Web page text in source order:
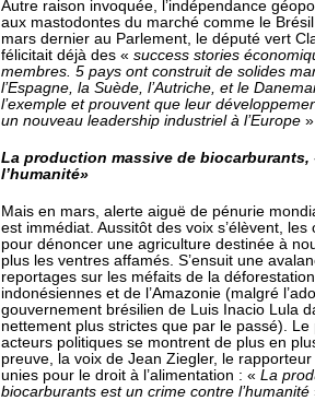
Autre raison invoquée, l’indépendance
aux mastodontes du marché comme le
mars dernier au Parlement, le député vert
félicitait déjà des « success stories
membres. 5 pays ont construit de solides
l’Espagne, la Suède, l’Autriche, et le
l’exemple et prouvent que leur
un nouveau leadership industriel à l’Europe
La production massive de biocarburants,
l’humanité»
Mais en mars, alerte aiguë de pénurie
est immédiat. Aussitôt des voix s’élèvent, les
pour dénoncer une agriculture destinée à
plus les ventres affamés. S’ensuit une
reportages sur les méfaits de la
indonésiennes et de l’Amazonie (malgré
gouvernement brésilien de Luis Inacio Lula
nettement plus strictes que par le passé). Le
acteurs politiques se montrent de plus en
preuve, la voix de Jean Ziegler, le
unies pour le droit à l’alimentation : « La
biocarburants est un crime contre l’humanité